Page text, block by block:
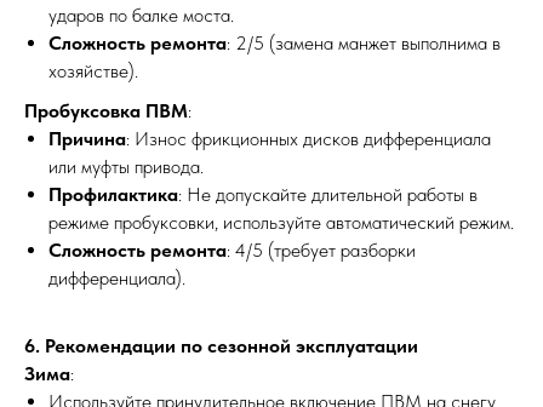
ударов по балке моста.
Сложность ремонта: 2/5 (замена манжет выполнима в
хозяйстве).
Пробуксовка ПВМ:
Причина: Износ фрикционных дисков дифференциала
или муфты привода.
Профилактика: Не допускайте длительной работы в
режиме пробуксовки, используйте автоматический режим.
Сложность ремонта: 4/5 (требует разборки
дифференциала).
6. Рекомендации по сезонной эксплуатации
Зима:
Используйте принудительное включение ПВМ на снегу